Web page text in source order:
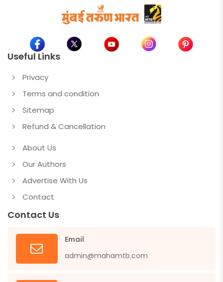
Useful Links
Privacy
Terms and condition
Sitemap
Refund & Cancellation
About Us
Our Authors
Advertise With Us
Contact
Contact Us
Email
admin@mahamtb.com